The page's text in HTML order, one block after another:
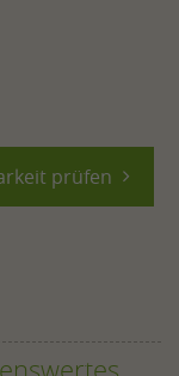
prüfen